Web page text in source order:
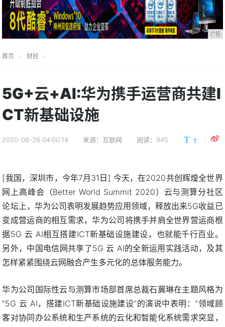
广告
首页 财经
5G+云+AI:华为携手运营商共建I
CT新基础设施
2020-08-26 04:00:14 来源：互联网 阅读：945
[我国，深圳市，今年7月31日] 今天，在2020共创辉煌全世界
网上高峰会（Better World Summit 2020）云与测算分社区
论坛上，华为公司表明发展趋势应用领域，释放出来5G收益已
变成营运商的相互需求，华为公司将携手并肩全世界营运商根
据5G 云 AI相互搭建ICT新基础设施建设，也就能千行百业。
另外，中国电信网共享了5G 云 AI的全新运用实践活动，及其
怎样紧紧围绕云网融合产生多元化的总体服务能力。
华为公司国际性云与测算市场部首席总裁石冀琳在主题风格为
“5G 云 AI，搭建ICT新基础设施建设”的演说中表明：“领域顾
客对协同办公系统和生产系统的云化和智能化系统需求突显，